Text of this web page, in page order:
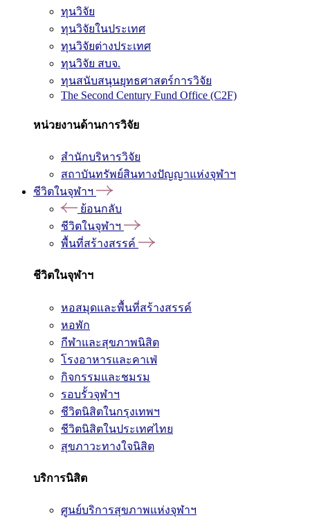
ทุนวิจัย
ทุนวิจัยในประเทศ
ทุนวิจัยต่างประเทศ
ทุนวิจัย สบจ.
ทุนสนับสนุนยุทธศาสตร์การวิจัย
The Second Century Fund Office (C2F)
หน่วยงานด้านการวิจัย
สำนักบริหารวิจัย
สถาบันทรัพย์สินทางปัญญาแห่งจุฬาฯ
ชีวิตในจุฬาฯ
ย้อนกลับ
ชีวิตในจุฬาฯ
พื้นที่สร้างสรรค์
ชีวิตในจุฬาฯ
หอสมุดและพื้นที่สร้างสรรค์
หอพัก
กีฬาและสุขภาพนิสิต
โรงอาหารและคาเฟ่
กิจกรรมและชมรม
รอบรั้วจุฬาฯ
ชีวิตนิสิตในกรุงเทพฯ
ชีวิตนิสิตในประเทศไทย
สุขภาวะทางใจนิสิต
บริการนิสิต
ศูนย์บริการสุขภาพแห่งจุฬาฯ